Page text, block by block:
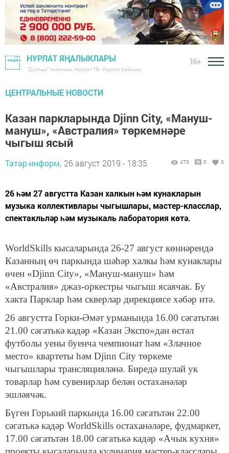
НУРЛАТ ЯҢАЛЫКЛАРЫ
"Дуслык" газетасы, Нурлат ТВ - Нурлат районы
16+
ЦЕНТРАЛЬНЫЕ НОВОСТИ
Казан паркларында Djinn City, «Мануш-
мануш», «Австралия» төркемнәре
чыгыш ясый
Татар-информ, 26 август 2019 - 18:35 473 0 0
26 һәм 27 августта Казан халкын һәм кунакларын
музыка коллективлары чыгышлары, мастер-класслар,
спектакльләр һәм музыкаль лаборатория көтә.
WorldSkills кысаларында 26-27 август көннәрендә
Казанның өч паркында шәһәр халкы һәм кунаклары
өчен «Djinn City», «Мануш-мануш» һәм
«Австралия» джаз-оркестры чыгыш ясаячак. Бу
хакта Парклар һәм скверлар дирекциясе хәбәр итә.
26 августта Горки-Әмәт урманында 16.00 сәгатьтән
21.00 сәгатькә кадәр «Казан Экспо»дан өстәл
футболы уены буенча чемпионат һәм «Злачное
место» квартеты һәм Djinn City төркеме
чыгышлары трансляцияләнә. Биредә шулай ук
товарлар һәм сувенирлар белән остаханәләр
эшләячәк.
Бүген Горький паркында 16.00 сәгатьтән 22.00
сәгатькә кадәр WorldSkills остаханәләре, фудмаркет,
17.00 сәгатьтән 18.00 сәгатькә кадәр «Ачык кухня»